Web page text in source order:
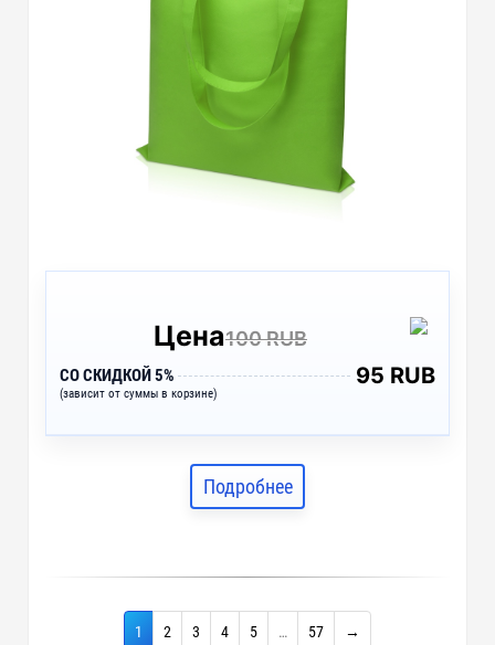
Цена100 RUB
СО СКИДКОЙ 5%
(зависит от суммы в корзине)
95 RUB
Подробнее
1 2 3 4 5 … 57 →